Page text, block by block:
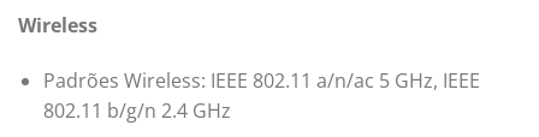
Wireless
Padrões Wireless: IEEE 802.11 a/n/ac 5 GHz, IEEE
802.11 b/g/n 2.4 GHz